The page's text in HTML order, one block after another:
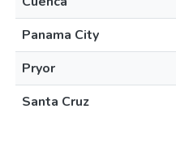
Panama City
Pryor
Santa Cruz